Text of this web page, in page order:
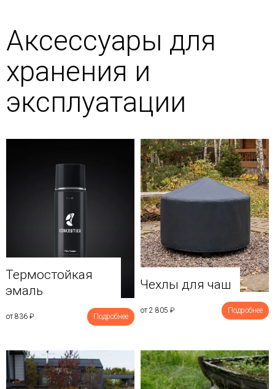
Аксессуары для
хранения и
эксплуатации
Термостойкая
эмаль
от 836 ₽ Подробнее
Чехлы для чаш
от 2 805 ₽ Подробнее